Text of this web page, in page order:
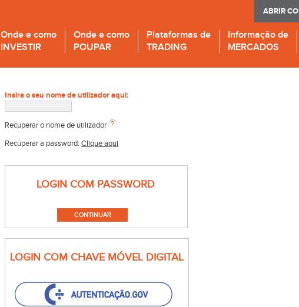
ABRIR
Onde e como
INVESTIR
Onde e como
POUPAR
Plataformas de
TRADING
Informação de
MERCADOS
Insira o seu nome de utilizador aqui:
Recuperar o nome de utilizador
Recuperar a password: Clique aqui
LOGIN COM PASSWORD
LOGIN COM CHAVE MÓVEL DIGITAL